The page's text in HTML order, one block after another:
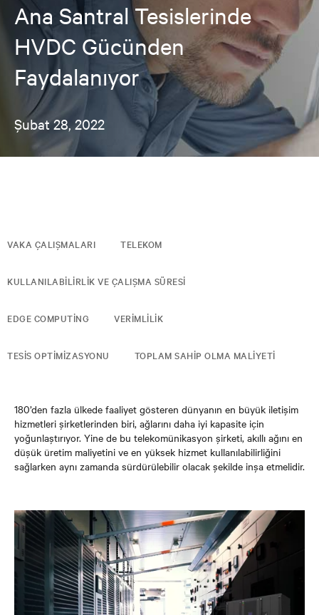
Ana Santral Tesislerinde
HVDC Gücünden
Faydalanıyor
Şubat 28, 2022
VAKA ÇALIŞMALARI TELEKOM
KULLANILABILIRLIK VE ÇALIŞMA SÜRESI
EDGE COMPUTING VERIMLILIK
TESIS OPTIMIZASYONU TOPLAM SAHIP OLMA MALIYETI
180’den fazla ülkede faaliyet gösteren dünyanın en büyük iletişim
hizmetleri şirketlerinden biri, ağlarını daha iyi kapasite için
yoğunlaştırıyor. Yine de bu telekomünikasyon şirketi, akıllı ağını en
düşük üretim maliyetini ve en yüksek hizmet kullanılabilirliğini
sağlarken aynı zamanda sürdürülebilir olacak şekilde inşa etmelidir.